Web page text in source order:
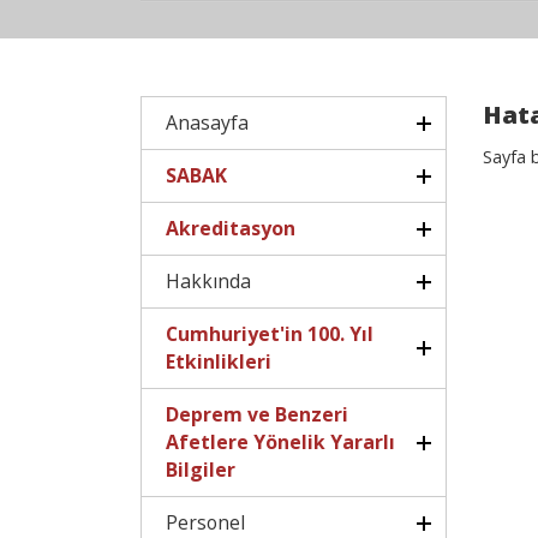
Anasayfa
SABAK
Akreditasyon
Hakkında
Cumhuriyet'in 100. Yıl
Etkinlikleri
Deprem ve Benzeri
Afetlere Yönelik Yararlı
Bilgiler
Personel
Sayfa